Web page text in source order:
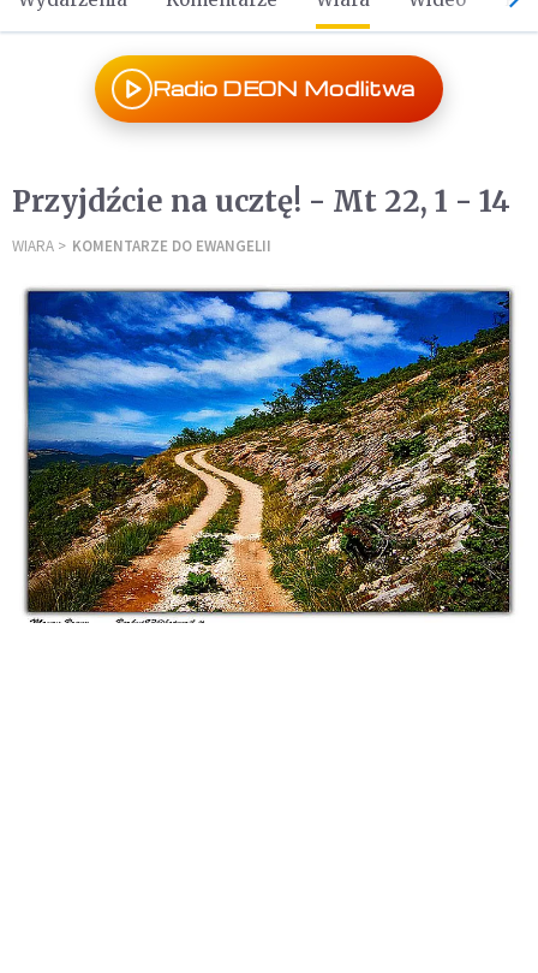
Radio DEON Modlitwa
Przyjdźcie na ucztę! - Mt 22, 1 - 14
WIARA KOMENTARZE DO EWANGELII